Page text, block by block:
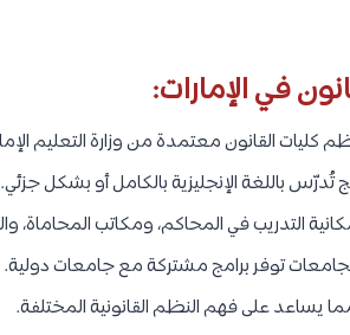
في الإمارات:
كليات القانون معتمدة من وزارة التعليم
تُدرّس باللغة الإنجليزية بالكامل أو بشكل جزئي.
التدريب في المحاكم، ومكاتب المحاماة،
توفر برامج مشتركة مع جامعات دولية.
يساعد على فهم النظم القانونية المختلفة.